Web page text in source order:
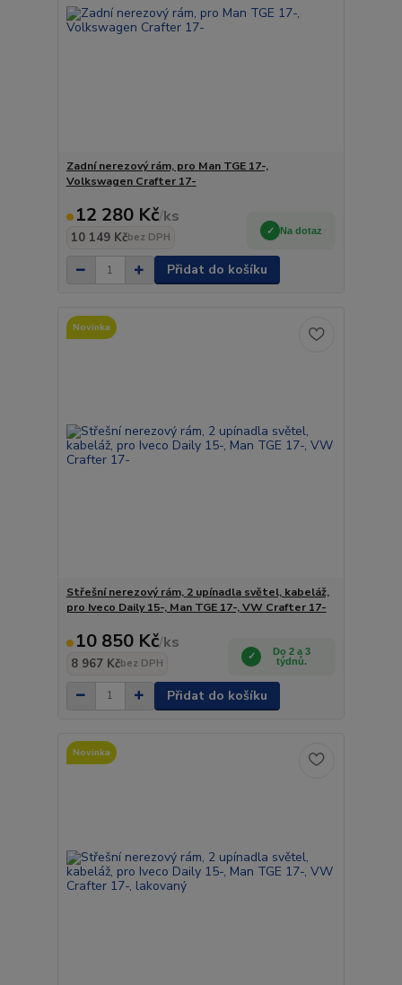
Zadní nerezový rám, pro Man TGE 17-,
Volkswagen Crafter 17-
12 280 Kč/ks
10 149 Kčbez DPH
Na dotaz
Přidat do košíku
Novinka
Střešní nerezový rám, 2 upínadla světel, kabeláž,
pro Iveco Daily 15-, Man TGE 17-, VW Crafter 17-
10 850 Kč/ks
8 967 Kčbez DPH
Do 2 a 3
týdnů.
Přidat do košíku
Novinka